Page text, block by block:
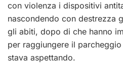
con violenza i dispositivi
nascondendo con destrezza
gli abiti, dopo di che hanno
per raggiungere il
stava aspettando.